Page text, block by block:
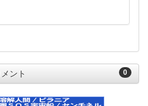
0
メント